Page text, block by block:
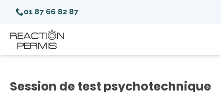
01 87 66 82 87
Session de test psychotechnique